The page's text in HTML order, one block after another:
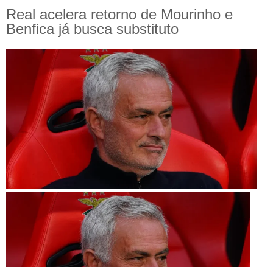
Real acelera retorno de Mourinho e
Benfica já busca substituto